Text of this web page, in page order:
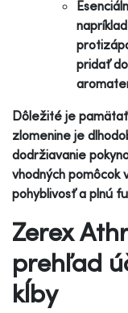
pridať
Dôležité je
zlomenine je
dodržiavanie
vhodných pomôcok
pohyblivosť a plnú
Zerex
prehľad
kĺby